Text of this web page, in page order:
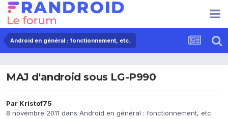
Android en général : fonctionnement, etc.
MAJ d'android sous LG-P990
Par Kristof75
8 novembre 2011 dans Android en général : fonctionnement, etc.